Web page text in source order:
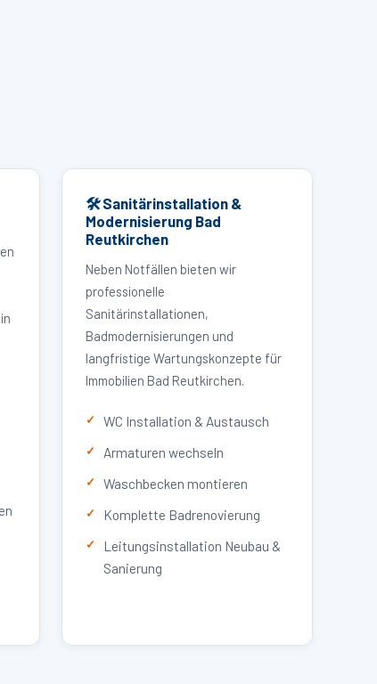
🛠 Sanitärinstallation &
Modernisierung Bad
Reutkirchen
Neben Notfällen bieten wir
professionelle
Sanitärinstallationen,
Badmodernisierungen und
langfristige Wartungskonzepte für
Immobilien Bad Reutkirchen.
WC Installation & Austausch
Armaturen wechseln
Waschbecken montieren
Komplette Badrenovierung
Leitungsinstallation Neubau &
Sanierung